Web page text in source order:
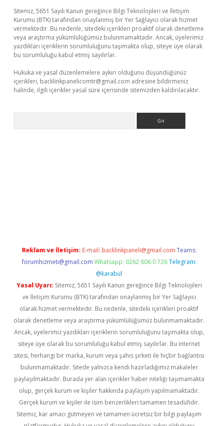
Sitemiz, 5651 Sayılı Kanun gereğince Bilgi Teknolojileri ve İletişim
Kurumu (BTK) tarafından onaylanmış bir Yer Sağlayıcı olarak hizmet
vermektedir. Bu nedenle, sitedeki içerikleri proaktif olarak denetleme
veya araştırma yükümlülüğümüz bulunmamaktadır. Ancak, üyelerimiz
yazdıkları içeriklerin sorumluluğunu taşımakta olup, siteye üye olarak
bu sorumluluğu kabul etmiş sayılırlar.
Hukuka ve yasal düzenlemelere aykırı olduğunu düşündüğünüz
içerikleri, backlinkpanelicomtr@gmail.com adresine bildirmeniz
halinde, ilgili içerikler yasal süre içerisinde sitemizden kaldırılacaktır.
Reklam ve İletişim: E-mail: backlinkpaneli@gmail.com Teams:
forumhizmeti@gmail.com Whatsapp: 0262 606 0 726 Telegram:
@karabul
Yasal Uyarı: Sitemiz, 5651 Sayılı Kanun gereğince Bilgi Teknolojileri
ve İletişim Kurumu (BTK) tarafından onaylanmış bir Yer Sağlayıcı
olarak hizmet vermektedir. Bu nedenle, sitedeki içerikleri proaktif
olarak denetleme veya araştırma yükümlülüğümüz bulunmamaktadır.
Ancak, üyelerimiz yazdıkları içeriklerin sorumluluğunu taşımakta olup,
siteye üye olarak bu sorumluluğu kabul etmiş sayılırlar. Bu internet
sitesi, herhangi bir marka, kurum veya şahıs şirketi ile hiçbir bağlantısı
bulunmamaktadır. Sitede yalnızca kendi hazırladığımız makaleler
paylaşılmaktadır. Burada yer alan içerikler haber niteliği taşımamakta
olup, gerçek kurum ve kişiler hakkında paylaşım yapılmamaktadır.
Gerçek kurum ve kişiler ile isim benzerlikleri tamamen tesadüfidir.
Sitemiz, kar amacı gütmeyen ve tamamen ücretsiz bir bilgi paylaşım